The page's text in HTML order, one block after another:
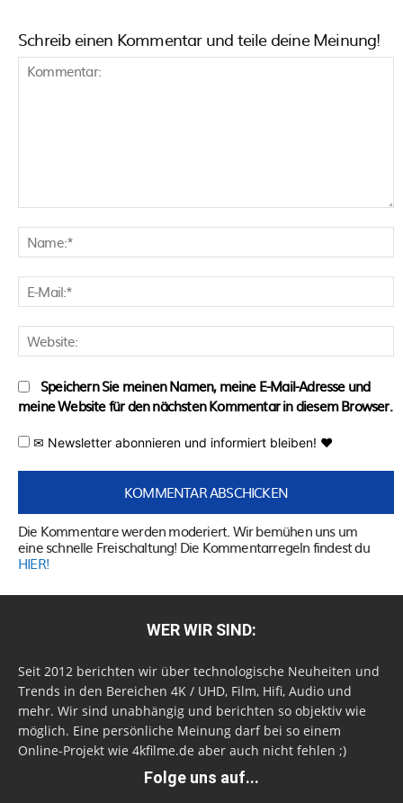
Schreib einen Kommentar und teile deine Meinung!
Speichern Sie meinen Namen, meine E-Mail-Adresse und
meine Website für den nächsten Kommentar in diesem Browser.
✉ Newsletter abonnieren und informiert bleiben! ♥
Die Kommentare werden moderiert. Wir bemühen uns um
eine schnelle Freischaltung! Die Kommentarregeln findest du
HIER!
WER WIR SIND:
Seit 2012 berichten wir über technologische Neuheiten und
Trends in den Bereichen 4K / UHD, Film, Hifi, Audio und
mehr. Wir sind unabhängig und berichten so objektiv wie
möglich. Eine persönliche Meinung darf bei so einem
Online-Projekt wie 4kfilme.de aber auch nicht fehlen ;)
Folge uns auf...